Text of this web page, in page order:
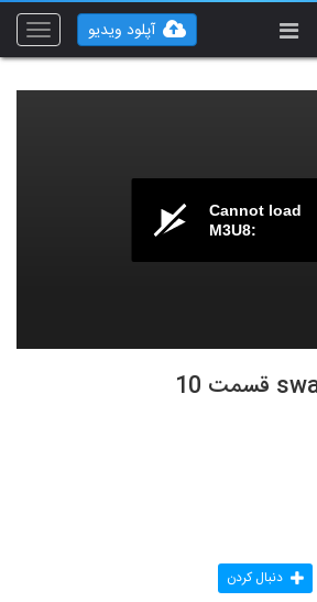
Toggle
آپلود ویدیو
Cannot load
M3U8:
دنبال کردن